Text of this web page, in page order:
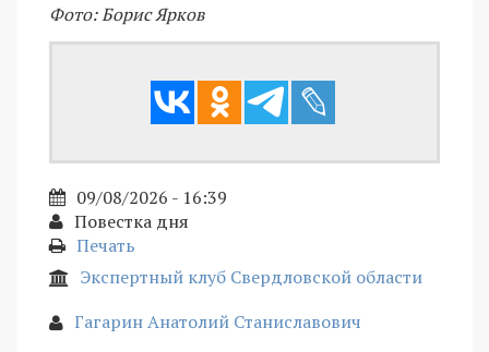
Фото: Борис Ярков
09/08/2026 - 16:39
Повестка дня
Печать
Экспертный клуб Свердловской области
Гагарин Анатолий Станиславович